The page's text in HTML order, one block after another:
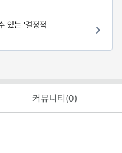
있는 '결정적
커뮤니티(0)